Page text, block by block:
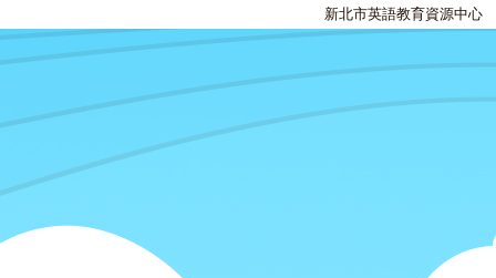
新北市英語教育資源中心